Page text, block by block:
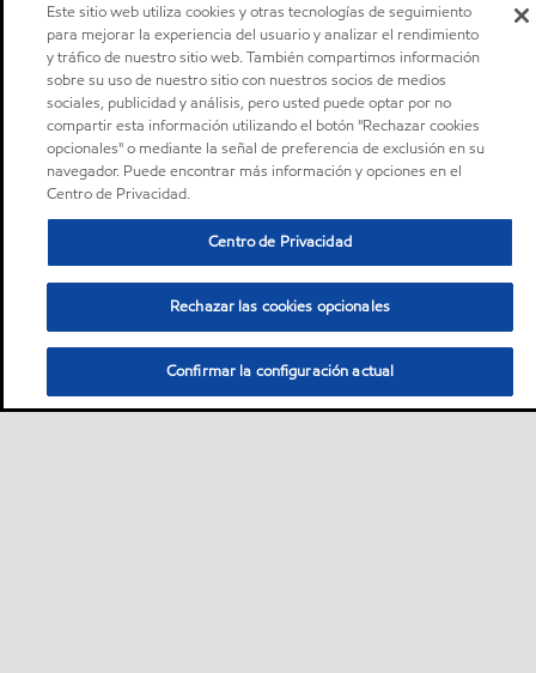
Este sitio web utiliza cookies y otras tecnologías de seguimiento
para mejorar la experiencia del usuario y analizar el rendimiento
y tráfico de nuestro sitio web. También compartimos información
sobre su uso de nuestro sitio con nuestros socios de medios
sociales, publicidad y análisis, pero usted puede optar por no
compartir esta información utilizando el botón "Rechazar cookies
opcionales" o mediante la señal de preferencia de exclusión en su
navegador. Puede encontrar más información y opciones en el
Centro de Privacidad.
Centro de Privacidad
Rechazar las cookies opcionales
Confirmar la configuración actual